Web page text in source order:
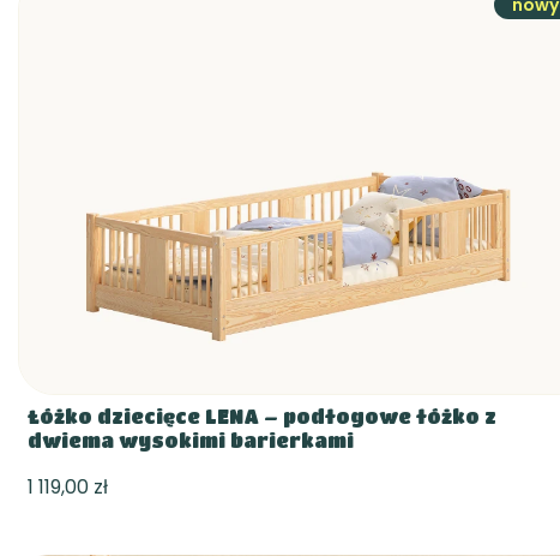
nowy
Łóżko dziecięce LENA – podłogowe łóżko z
dwiema wysokimi barierkami
1 119,00 zł